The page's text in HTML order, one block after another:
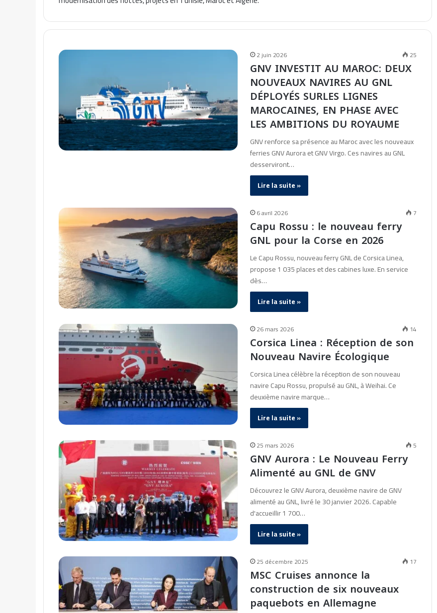
2 juin 2026 25
GNV INVESTIT AU MAROC: DEUX
NOUVEAUX NAVIRES AU GNL
DÉPLOYÉS SURLES LIGNES
MAROCAINES, EN PHASE AVEC
LES AMBITIONS DU ROYAUME
GNV renforce sa présence au Maroc avec les nouveaux
ferries GNV Aurora et GNV Virgo. Ces navires au GNL
desserviront…
Lire la suite »
6 avril 2026 7
Capu Rossu : le nouveau ferry
GNL pour la Corse en 2026
Le Capu Rossu, nouveau ferry GNL de Corsica Linea,
propose 1 035 places et des cabines luxe. En service
dès…
Lire la suite »
26 mars 2026 14
Corsica Linea : Réception de son
Nouveau Navire Écologique
Corsica Linea célèbre la réception de son nouveau
navire Capu Rossu, propulsé au GNL, à Weihai. Ce
deuxième navire marque…
Lire la suite »
25 mars 2026 5
GNV Aurora : Le Nouveau Ferry
Alimenté au GNL de GNV
Découvrez le GNV Aurora, deuxième navire de GNV
alimenté au GNL, livré le 30 janvier 2026. Capable
d'accueillir 1 700…
Lire la suite »
25 décembre 2025 17
MSC Cruises annonce la
construction de six nouveaux
paquebots en Allemagne